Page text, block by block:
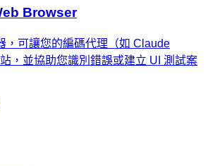
Browser
，可讓您的編碼代理（如 Claude
，並協助您識別錯誤或建立 UI 測試案